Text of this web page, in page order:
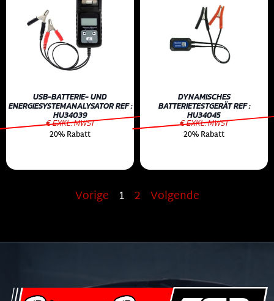
USB-BATTERIE- UND
ENERGIESYSTEMANALYSATOR REF :
HU34039
€ EXKL. MWST
20% Rabatt
DYNAMISCHES
BATTERIETESTGERÄT REF :
HU34045
€ EXKL. MWST
20% Rabatt
Vorige 1 2 Volgende